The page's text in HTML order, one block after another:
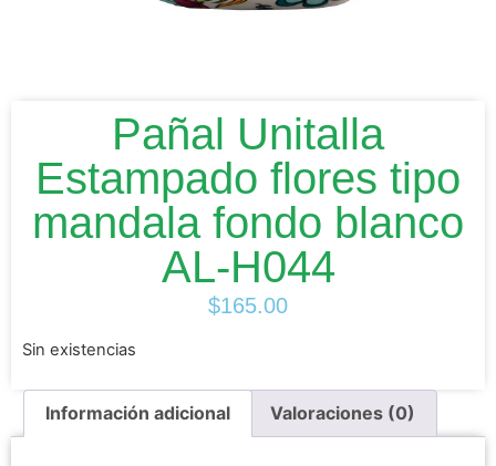
Pañal Unitalla
Estampado flores tipo
mandala fondo blanco
AL-H044
$165.00
Sin existencias
Información adicional Valoraciones (0)